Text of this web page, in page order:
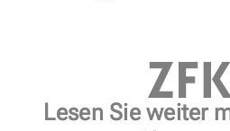
Lesen Sie weiter